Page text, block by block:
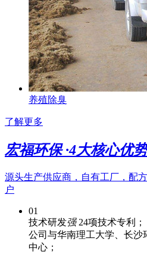
养殖除臭
了解更多
宏福环保 ·4大核心优势
源头生产供应商，自有工厂，配
户
01
技术研发强 24项技术专利；
公司与华南理工大学、长
中心；